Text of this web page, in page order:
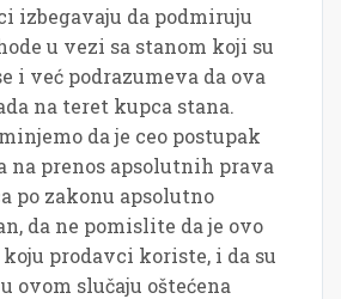
izbegavaju da podmiruju
u vezi sa stanom koji su
i već podrazumeva da ova
na teret kupca stana.
da je ceo postupak
na prenos apsolutnih prava
po zakonu apsolutno
da ne pomislite da je ovo
prodavci koriste, i da su
ovom slučaju oštećena